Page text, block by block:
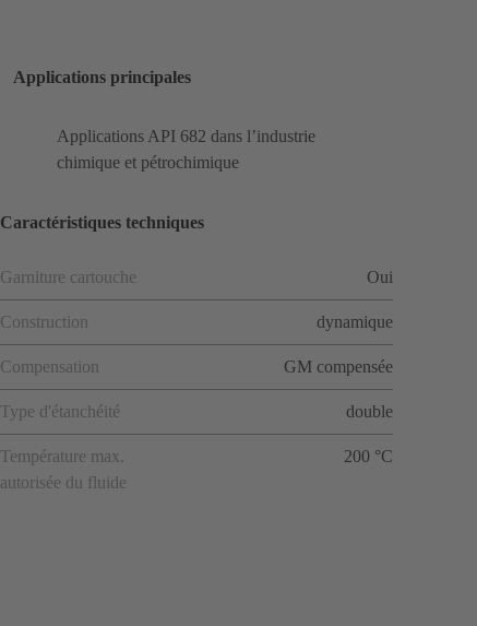
Applications principales
Applications API 682 dans l’industrie
chimique et pétrochimique
Caractéristiques techniques
Garniture cartouche Oui
Construction dynamique
Compensation GM compensée
Type d'étanchéité double
Température max.
autorisée du fluide
200 °C